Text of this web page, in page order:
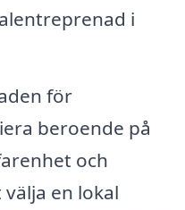
i
för
beroende på
och
en lokal